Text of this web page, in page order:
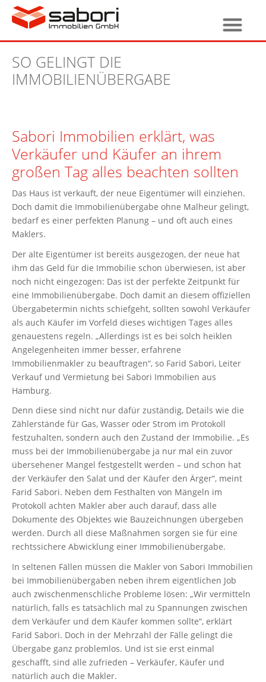
SO GELINGT DIE
IMMOBILIENÜBERGABE
Sabori Immobilien erklärt, was
Verkäufer und Käufer an ihrem
großen Tag alles beachten sollten
Das Haus ist verkauft, der neue Eigentümer will einziehen.
Doch damit die Immobilienübergabe ohne Malheur gelingt,
bedarf es einer perfekten Planung – und oft auch eines
Maklers.
Der alte Eigentümer ist bereits ausgezogen, der neue hat
ihm das Geld für die Immobilie schon überwiesen, ist aber
noch nicht eingezogen: Das ist der perfekte Zeitpunkt für
eine Immobilienübergabe. Doch damit an diesem offiziellen
Übergabetermin nichts schiefgeht, sollten sowohl Verkäufer
als auch Käufer im Vorfeld dieses wichtigen Tages alles
genauestens regeln. „Allerdings ist es bei solch heiklen
Angelegenheiten immer besser, erfahrene
Immobilienmakler zu beauftragen“, so Farid Sabori, Leiter
Verkauf und Vermietung bei Sabori Immobilien aus
Hamburg.
Denn diese sind nicht nur dafür zuständig, Details wie die
Zählerstände für Gas, Wasser oder Strom im Protokoll
festzuhalten, sondern auch den Zustand der Immobilie. „Es
muss bei der Immobilienübergabe ja nur mal ein zuvor
übersehener Mangel festgestellt werden – und schon hat
der Verkäufer den Salat und der Käufer den Ärger“, meint
Farid Sabori. Neben dem Festhalten von Mängeln im
Protokoll achten Makler aber auch darauf, dass alle
Dokumente des Objektes wie Bauzeichnungen übergeben
werden. Durch all diese Maßnahmen sorgen sie für eine
rechtssichere Abwicklung einer Immobilienübergabe.
In seltenen Fällen müssen die Makler von Sabori Immobilien
bei Immobilienübergaben neben ihrem eigentlichen Job
auch zwischenmenschliche Probleme lösen: „Wir vermitteln
natürlich, falls es tatsächlich mal zu Spannungen zwischen
dem Verkäufer und dem Käufer kommen sollte“, erklärt
Farid Sabori. Doch in der Mehrzahl der Fälle gelingt die
Übergabe ganz problemlos. Und ist sie erst einmal
geschafft, sind alle zufrieden – Verkäufer, Käufer und
natürlich auch die Makler.